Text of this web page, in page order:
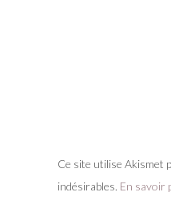
Ce site utilise Akismet
indésirables. En savoir